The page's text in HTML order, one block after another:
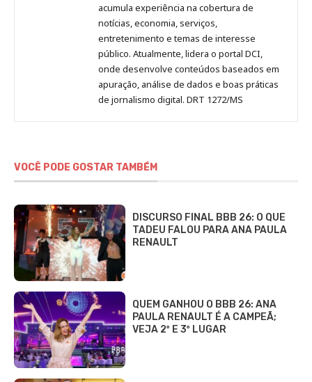
acumula experiência na cobertura de
notícias, economia, serviços,
entretenimento e temas de interesse
público. Atualmente, lidera o portal DCI,
onde desenvolve conteúdos baseados em
apuração, análise de dados e boas práticas
de jornalismo digital. DRT 1272/MS
VOCÊ PODE GOSTAR TAMBÉM
DISCURSO FINAL BBB 26: O QUE
TADEU FALOU PARA ANA PAULA
RENAULT
QUEM GANHOU O BBB 26: ANA
PAULA RENAULT É A CAMPEÃ;
VEJA 2º E 3º LUGAR